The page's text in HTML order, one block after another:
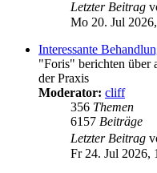
Letzter Beitrag
Mo 20. Jul
Interessante
"Foris" berichten über
der Praxis
Moderator: cliff
356 Themen
6157 Beiträge
Letzter Beitrag
Fr 24. Jul 2026,